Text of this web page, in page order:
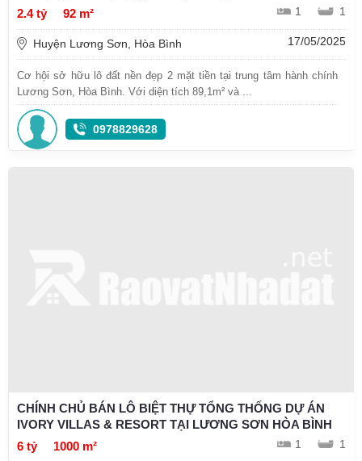
2.4 tỷ
92 m² 1 1
Huyện Lương Sơn, Hòa Bình 17/05/2025
Cơ hội sở hữu lô đất nền đẹp 2 mặt tiền tại trung tâm hành chính
Lương Sơn, Hòa Bình. Với diện tích 89,1m² và ...
0978829628
CHÍNH CHỦ BÁN LÔ BIỆT THỰ TỔNG THỐNG DỰ ÁN
IVORY VILLAS & RESORT TẠI LƯƠNG SƠN HÒA BÌNH
6 tỷ
1000 m² 1 1